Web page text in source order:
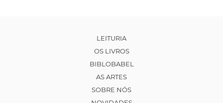
LEITURIA
OS LIVROS
BIBLOBABEL
AS ARTES
SOBRE NÓS